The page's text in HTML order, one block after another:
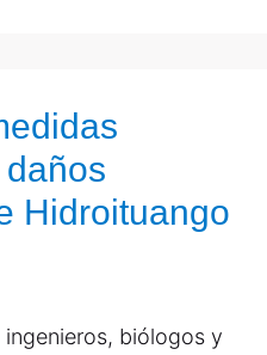
Hidroituango
biólogos y